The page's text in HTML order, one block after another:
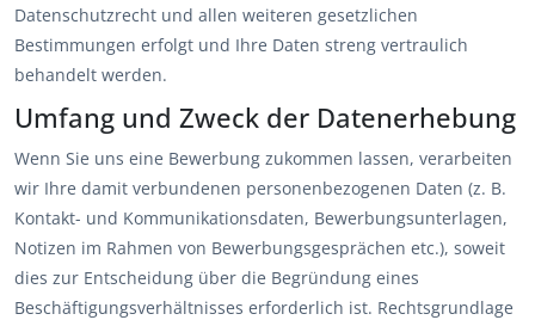
Datenschutzrecht und allen weiteren gesetzlichen
Bestimmungen erfolgt und Ihre Daten streng vertraulich
behandelt werden.
Umfang und Zweck der Datenerhebung
Wenn Sie uns eine Bewerbung zukommen lassen, verarbeiten
wir Ihre damit verbundenen personenbezogenen Daten (z. B.
Kontakt- und Kommunikationsdaten, Bewerbungsunterlagen,
Notizen im Rahmen von Bewerbungsgesprächen etc.), soweit
dies zur Entscheidung über die Begründung eines
Beschäftigungsverhältnisses erforderlich ist. Rechtsgrundlage